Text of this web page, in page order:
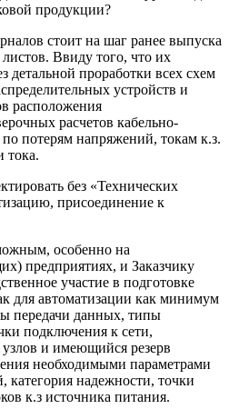
продукции?
стоит на шаг ранее выпуска
Ввиду того, что их
детальной проработки всех схем
устройств и
расположения
расчетов кабельно-
потерям напряжений, токам к.з.
тока.
без «Технических
присоединение к
особенно на
предприятиях, и Заказчику
участие в подготовке
для автоматизации как минимум
передачи данных, типы
подключения к сети,
и имеющийся резерв
необходимыми параметрами
категория надежности, точки
к.з источника питания.